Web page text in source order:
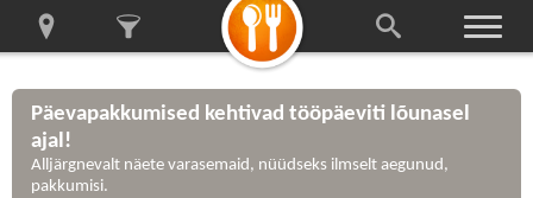
Päevapakkumised kehtivad tööpäeviti lõunasel
ajal!
Alljärgnevalt näete varasemaid, nüüdseks ilmselt aegunud,
pakkumisi.